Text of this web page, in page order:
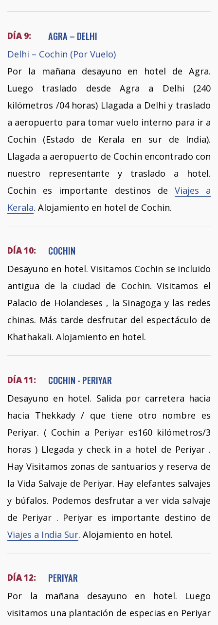
DÍA 9: AGRA – DELHI
Delhi – Cochin (Por Vuelo)
Por la mañana desayuno en hotel de Agra.
Luego traslado desde Agra a Delhi (240
kilómetros /04 horas) Llagada a Delhi y traslado
a aeropuerto para tomar vuelo interno para ir a
Cochin (Estado de Kerala en sur de India).
Llagada a aeropuerto de Cochin encontrado con
nuestro representante y traslado a hotel.
Cochin es importante destinos de Viajes a
Kerala. Alojamiento en hotel de Cochin.
DÍA 10: COCHIN
Desayuno en hotel. Visitamos Cochin se incluido
antigua de la ciudad de Cochin. Visitamos el
Palacio de Holandeses , la Sinagoga y las redes
chinas. Más tarde desfrutar del espectáculo de
Khathakali. Alojamiento en hotel.
DÍA 11: COCHIN - PERIYAR
Desayuno en hotel. Salida por carretera hacia
hacia Thekkady / que tiene otro nombre es
Periyar. ( Cochin a Periyar es160 kilómetros/3
horas ) Llegada y check in a hotel de Periyar .
Hay Visitamos zonas de santuarios y reserva de
la Vida Salvaje de Periyar. Hay elefantes salvajes
y búfalos. Podemos desfrutar a ver vida salvaje
de Periyar . Periyar es importante destino de
Viajes a India Sur. Alojamiento en hotel.
DÍA 12: PERIYAR
Por la mañana desayuno en hotel. Luego
visitamos una plantación de especias en Periyar